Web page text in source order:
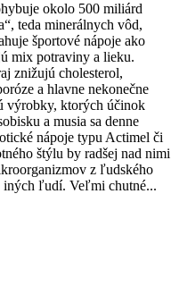
okolo 500 miliárd
teda minerálnych vôd,
športové nápoje ako
mix potraviny a lieku.
znižujú cholesterol,
a hlavne nekonečne
výrobky, ktorých účinok
a musia sa denne
nápoje typu Actimel či
štýlu by radšej nad nimi
z ľudského
iných ľudí. Veľmi chutné...